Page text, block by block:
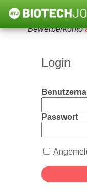
Um diese
Bewerberkonto
Login
Passwort